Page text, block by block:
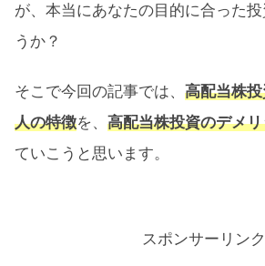
が、本当にあなたの目的に合った
うか？
そこで今回の記事では、 高配当株
人の特徴を、 高配当株投資のデメ
ていこうと思います。
スポンサーリンク